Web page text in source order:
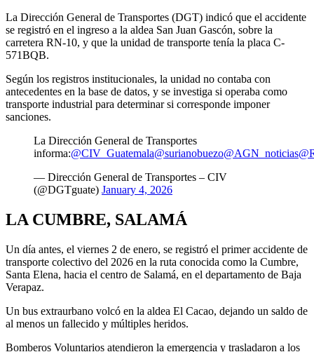
La Dirección General de Transportes (DGT) indicó que el accidente
se registró en el ingreso a la aldea San Juan Gascón, sobre la
carretera RN-10, y que la unidad de transporte tenía la placa C-
571BQB.
Según los registros institucionales, la unidad no contaba con
antecedentes en la base de datos, y se investiga si operaba como
transporte industrial para determinar si corresponde imponer
sanciones.
La Dirección General de Transportes
informa:@CIV_Guatemala@surianobuezo@AGN_noticias
— Dirección General de Transportes – CIV
(@DGTguate) January 4, 2026
LA CUMBRE, SALAMÁ
Un día antes, el viernes 2 de enero, se registró el primer accidente de
transporte colectivo del 2026 en la ruta conocida como la Cumbre,
Santa Elena, hacia el centro de Salamá, en el departamento de Baja
Verapaz.
Un bus extraurbano volcó en la aldea El Cacao, dejando un saldo de
al menos un fallecido y múltiples heridos.
Bomberos Voluntarios atendieron la emergencia y trasladaron a los